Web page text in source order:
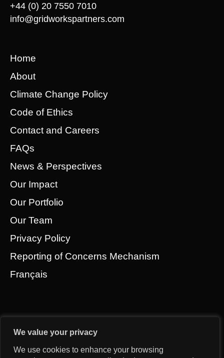
We value your privacy
We use cookies to enhance your browsing
+44 (0) 20 7550 7010
info@gridworkspartners.com
Home
About
Climate Change Policy
Code of Ethics
Contact and Careers
FAQs
News & Perspectives
Our Impact
Our Portfolio
Our Team
Privacy Policy
Reporting of Concerns Mechanism
Français